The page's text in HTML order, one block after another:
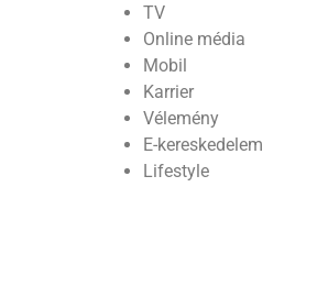
TV
Online média
Mobil
Karrier
Vélemény
E-kereskedelem
Lifestyle